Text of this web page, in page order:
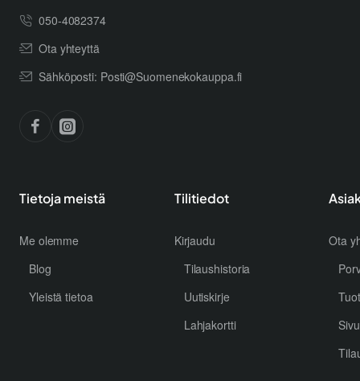
050-4082374
Ota yhteyttä
Sähköposti: Posti@Suomenekokauppa.fi
Tietoja meistä
Me olemme
Blog
Yleistä tietoa
Tilitiedot
Kirjaudu
Tilaushistoria
Uutiskirje
Lahjakortti
Ota